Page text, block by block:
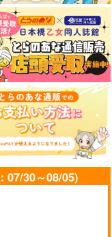
07/30～08/05)